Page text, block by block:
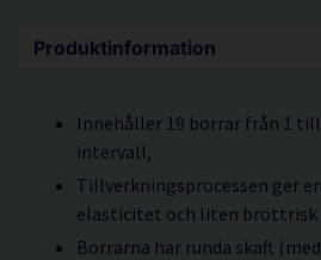
Produktinformation
Innehåller 19 borrar från 1
intervall,
Tillverkningsprocessen ger
elasticitet och liten brottrisk
Borrarna har runda skaft